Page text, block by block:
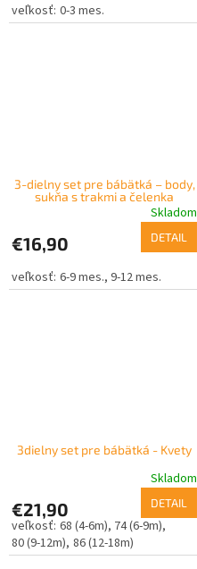
0-3 mes.
3-dielny set pre bábätká – body,
sukňa s trakmi a čelenka
Skladom
€16,90 DETAIL
6-9 mes. 9-12 mes.
3dielny set pre bábätká - Kvety
Skladom
€21,90 DETAIL
68 (4-6m) 74 (6-9m)
80 (9-12m) 86 (12-18m)